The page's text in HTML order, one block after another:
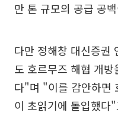
만 톤 규모의 공급 공
다만 정해창 대신증권
도 호르무즈 해협 개
다"며 "이를 감안하면
이 초읽기에 돌입했다